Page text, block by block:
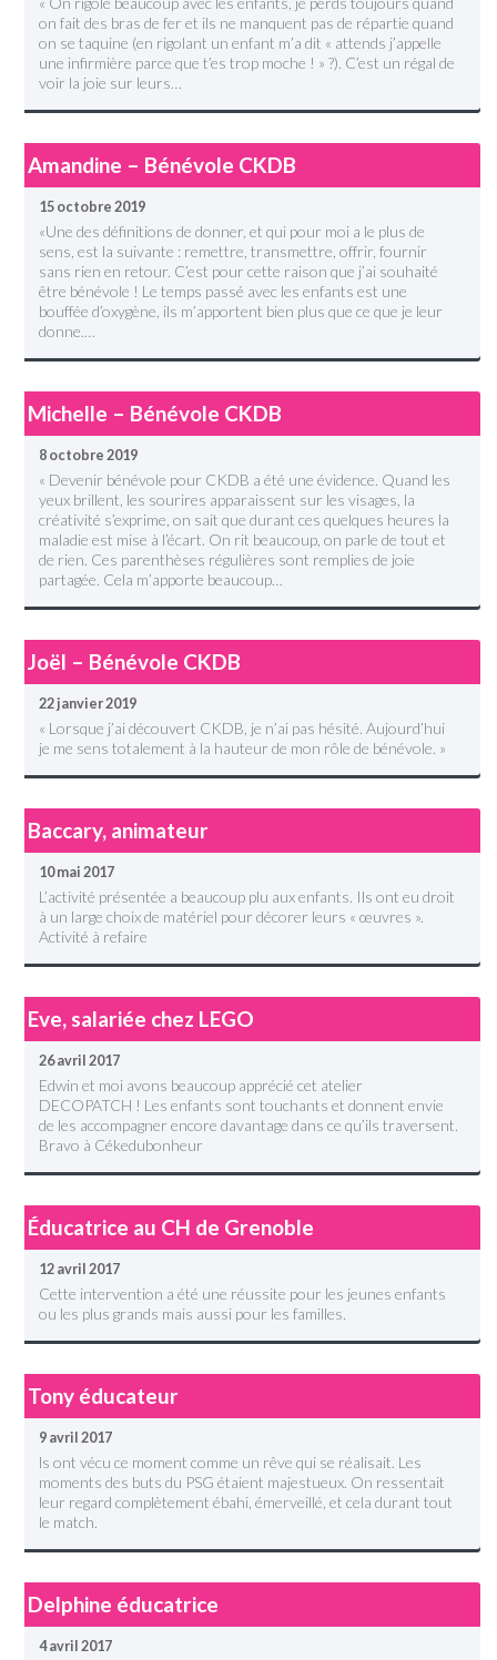
on fait des bras de fer et ils ne manquent pas de répartie quand
on se taquine (en rigolant un enfant m’a dit « attends j’appelle
une infirmière parce que t’es trop moche ! » ?). C’est un régal de
voir la joie sur leurs…
Amandine – Bénévole CKDB
15 octobre 2019
«Une des définitions de donner, et qui pour moi a le plus de
sens, est la suivante : remettre, transmettre, offrir, fournir
sans rien en retour. C’est pour cette raison que j’ai souhaité
être bénévole ! Le temps passé avec les enfants est une
bouffée d’oxygène, ils m’apportent bien plus que ce que je leur
donne.…
Michelle – Bénévole CKDB
8 octobre 2019
« Devenir bénévole pour CKDB a été une évidence. Quand les
yeux brillent, les sourires apparaissent sur les visages, la
créativité s’exprime, on sait que durant ces quelques heures la
maladie est mise à l’écart. On rit beaucoup, on parle de tout et
de rien. Ces parenthèses régulières sont remplies de joie
partagée. Cela m’apporte beaucoup…
Joël – Bénévole CKDB
22 janvier 2019
« Lorsque j’ai découvert CKDB, je n’ai pas hésité. Aujourd’hui
je me sens totalement à la hauteur de mon rôle de bénévole. »
Baccary, animateur
10 mai 2017
L’activité présentée a beaucoup plu aux enfants. Ils ont eu droit
à un large choix de matériel pour décorer leurs « œuvres ».
Activité à refaire
Eve, salariée chez LEGO
26 avril 2017
Edwin et moi avons beaucoup apprécié cet atelier
DECOPATCH ! Les enfants sont touchants et donnent envie
de les accompagner encore davantage dans ce qu’ils traversent.
Bravo à Cékedubonheur
Éducatrice au CH de Grenoble
12 avril 2017
Cette intervention a été une réussite pour les jeunes enfants
ou les plus grands mais aussi pour les familles.
Tony éducateur
9 avril 2017
ls ont vécu ce moment comme un rêve qui se réalisait. Les
moments des buts du PSG étaient majestueux. On ressentait
leur regard complètement ébahi, émerveillé, et cela durant tout
le match.
Delphine éducatrice
4 avril 2017